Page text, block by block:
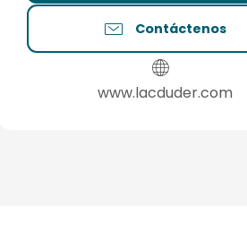
Contáctenos
www.lacduder.com